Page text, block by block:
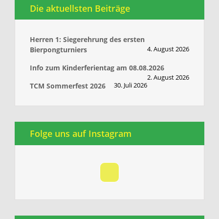
Die aktuellsten Beiträge
Herren 1: Siegerehrung des ersten
Bierpongturniers
4. August 2026
Info zum Kinderferientag am 08.08.2026
2. August 2026
TCM Sommerfest 2026 30. Juli 2026
Folge uns auf Instagram